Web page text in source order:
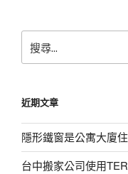
尋
字:
近期文章
隱形鐵窗是公寓大廈
台中搬家公司使用